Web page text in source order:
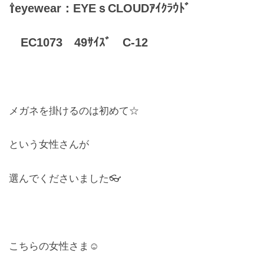
⇧eyewear：EYEｓCLOUDｱｲｸﾗｳﾄﾞ
EC1073 49ｻｲｽﾞ C-12
メガネを掛けるのは初めて☆
という女性さんが
選んでくださいました👓
こちらの女性さま☺